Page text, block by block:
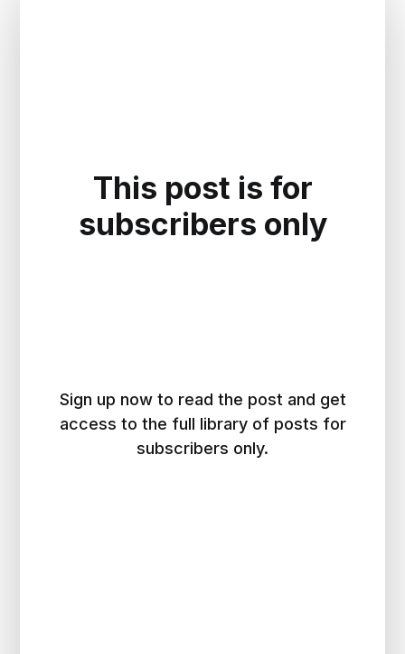
This post is for
subscribers only
Sign up now to read the post and get
access to the full library of posts for
subscribers only.